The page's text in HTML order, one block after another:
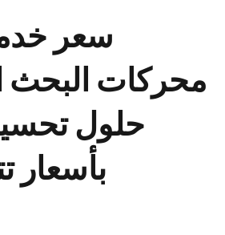
سعر
محركات البحث
حلول
بأسعار